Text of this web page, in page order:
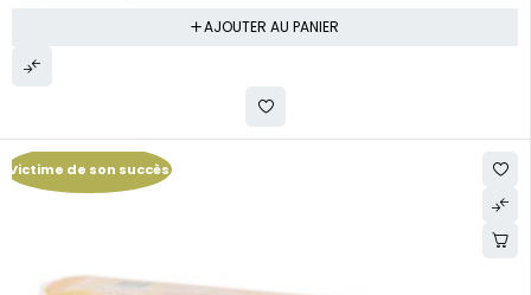
AJOUTER AU PANIER
Victime de son succès